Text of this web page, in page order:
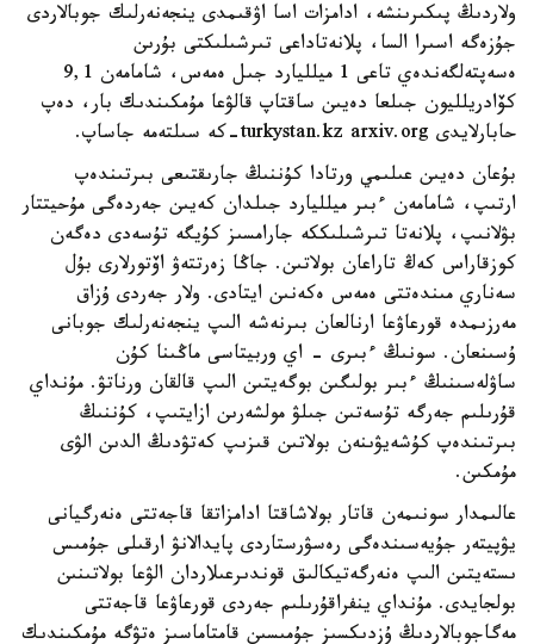
ولاردىڭ پىكىرىنشە، ادامزات اسا اۋقىمدى ينجەنەرلىك جوبالاردى
جۇزەگە اسىرا السا، پلانەتاداعى تىرشىلىكتى بۇرىن
ەسەپتەلگەندەي تاعى 1 ميلليارد جىل ەمەس، شامامەن 9,1
كۆادريلليون جىلعا دەيىن ساقتاپ قالۋعا مۇمكىندىك بار، دەپ
حابارلايدى turkystan.kz arxiv.org-كە سىلتەمە جاساپ.
بۇعان دەيىن عىلىمي ورتادا كۇننىڭ جارىقتىعى بىرتىندەپ
ارتىپ، شامامەن ءبىر ميلليارد جىلدان كەيىن جەردەگى مۇحيتتار
بۋلانىپ، پلانەتا تىرشىلىككە جارامسىز كۇيگە تۇسەدى دەگەن
كوزقاراس كەڭ تاراعان بولاتىن. جاڭا زەرتتەۋ اۆتورلارى بۇل
سەناري مىندەتتى ەمەس ەكەنىن ايتادى. ولار جەردى ۇزاق
مەرزىمدە قورعاۋعا ارنالعان بىرنەشە الىپ ينجەنەرلىك جوبانى
ۇسىنعان. سونىڭ ءبىرى - اي وربيتاسى ماڭىنا كۇن
ساۋلەسىنىڭ ءبىر بولىگىن بوگەيتىن الىپ قالقان ورناتۋ. مۇنداي
قۇرىلىم جەرگە تۇسەتىن جىلۋ مولشەرىن ازايتىپ، كۇننىڭ
بىرتىندەپ كۇشەيۋىنەن بولاتىن قىزىپ كەتۋدىڭ الدىن الۋى
مۇمكىن.
عالىمدار سونىمەن قاتار بولاشاقتا ادامزاتقا قاجەتتى ەنەرگيانى
يۋپيتەر جۇيەسىندەگى رەسۋرستاردى پايدالانۋ ارقىلى جۇمىس
ىستەيتىن الىپ ەنەرگەتيكالىق قوندىرعىلاردان الۋعا بولاتىنىن
بولجايدى. مۇنداي ينفراقۇرىلىم جەردى قورعاۋعا قاجەتتى
مەگاجوبالاردىڭ ۇزدىكسىز جۇمىسىن قامتاماسىز ەتۋگە مۇمكىندىك